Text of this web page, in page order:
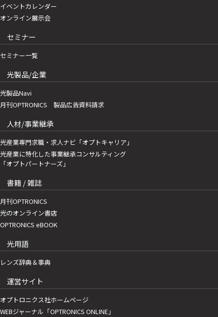
イベントカレンダー
オンライン展示会
セミナー
セミナー一覧
光製品/企業
光製品Navi
月刊OPTRONICS 製品広告資料請求
人材/事業継承
光産業専門求職・求人ナビ「オプトキャリア」
光産業に特化した事業継承コンサルティング
「オプトパートナーズ」
書籍 / 雑誌
月刊OPTRONICS
光のオンライン書店
OPTRONICS eBOOK
光用語
レンズ辞典＆事典
運営サイト
オプトロニクス社ホームページ
WEBジャーナル「OPTRONICS ONLINE」